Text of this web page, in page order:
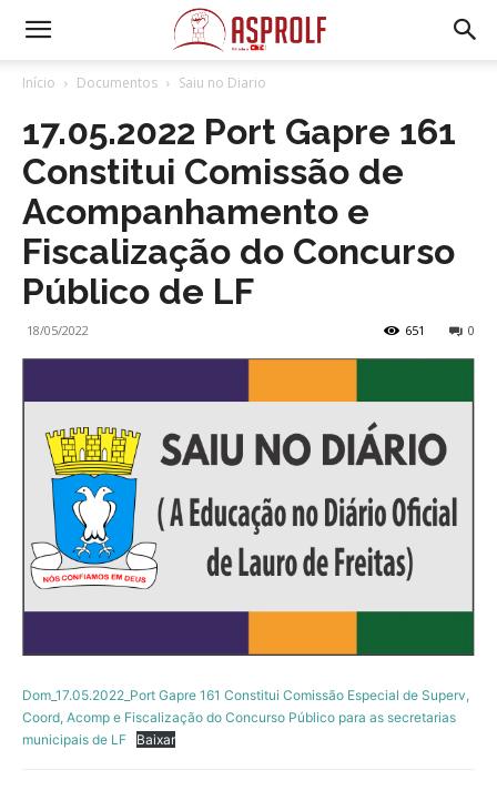
Início Documentos Saiu no Diario
17.05.2022 Port Gapre 161
Constitui Comissão de
Acompanhamento e
Fiscalização do Concurso
Público de LF
18/05/2022 0
651
Dom_17.05.2022_Port Gapre 161 Constitui Comissão Especial de Superv,
Coord, Acomp e Fiscalização do Concurso Público para as secretarias
municipais de LF
Baixar